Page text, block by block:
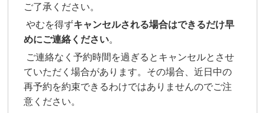
ご了承ください。
やむを得ずキャンセルされる場合はできるだけ早
めにご連絡ください。
ご連絡なく予約時間を過ぎるとキャンセルとさせ
ていただく場合があります。その場合、近日中の
再予約を約束できるわけではありませんのでご注
意ください。